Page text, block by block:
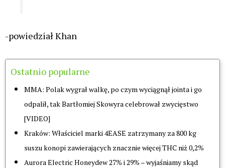
-powiedział Khan
Ostatnio popularne
MMA: Polak wygrał walkę, po czym wyciągnął jointa i go
odpalił, tak Bartłomiej Skowyra celebrował zwycięstwo
[VIDEO]
Kraków: Właściciel marki 4EASE zatrzymany za 800 kg
suszu konopi zawierających znacznie więcej THC niż 0,2%
Aurora Electric Honeydew 27% i 29% – wyjaśniamy skąd